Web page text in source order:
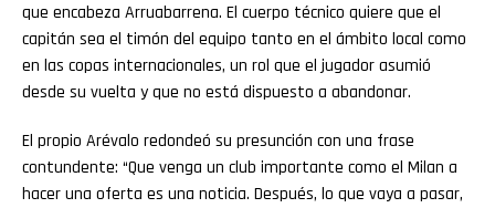
que encabeza Arruabarrena. El cuerpo técnico quiere que el
capitán sea el timón del equipo tanto en el ámbito local como
en las copas internacionales, un rol que el jugador asumió
desde su vuelta y que no está dispuesto a abandonar.
El propio Arévalo redondeó su presunción con una frase
contundente: “Que venga un club importante como el Milan a
hacer una oferta es una noticia. Después, lo que vaya a pasar,